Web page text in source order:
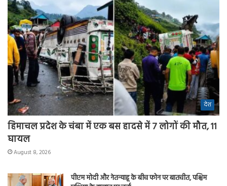
देश
हिमाचल प्रदेश के चंबा में एक बस हादसे में 7 लोगों की मौत, 11
घायल
August 8, 2026
पीएम मोदी और नेतन्याहू के बीच फोन पर बातचीत, पश्चिम